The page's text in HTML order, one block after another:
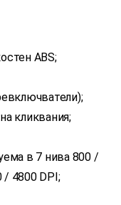
ABS;
кликвания;
в 7 нива 800 /
/ 4800 DPI;